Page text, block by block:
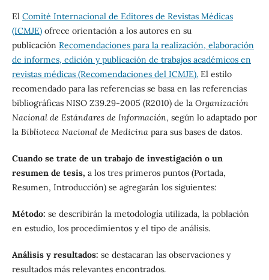
El Comité Internacional de Editores de Revistas Médicas
(ICMJE)ofrece orientación a los autores en su
publicación Recomendaciones para la realización, elaboración
de informes, edición y publicación de trabajos académicos en
revistas médicas (Recomendaciones del ICMJE).El estilo
recomendado para las referencias se basa en las referencias
bibliográficas NISO Z39.29-2005 (R2010) de la Organización
Nacional de Estándares de Información, según lo adaptado por
la Biblioteca Nacional de Medicinapara sus bases de datos.
Cuando se trate de un trabajo de investigación o un
resumen de tesis, a los tres primeros puntos (Portada,
Resumen, Introducción) se agregarán los siguientes:
Método: se describirán la metodología utilizada, la población
en estudio, los procedimientos y el tipo de análisis.
Análisis y resultados: se destacaran las observaciones y
resultados más relevantes encontrados.